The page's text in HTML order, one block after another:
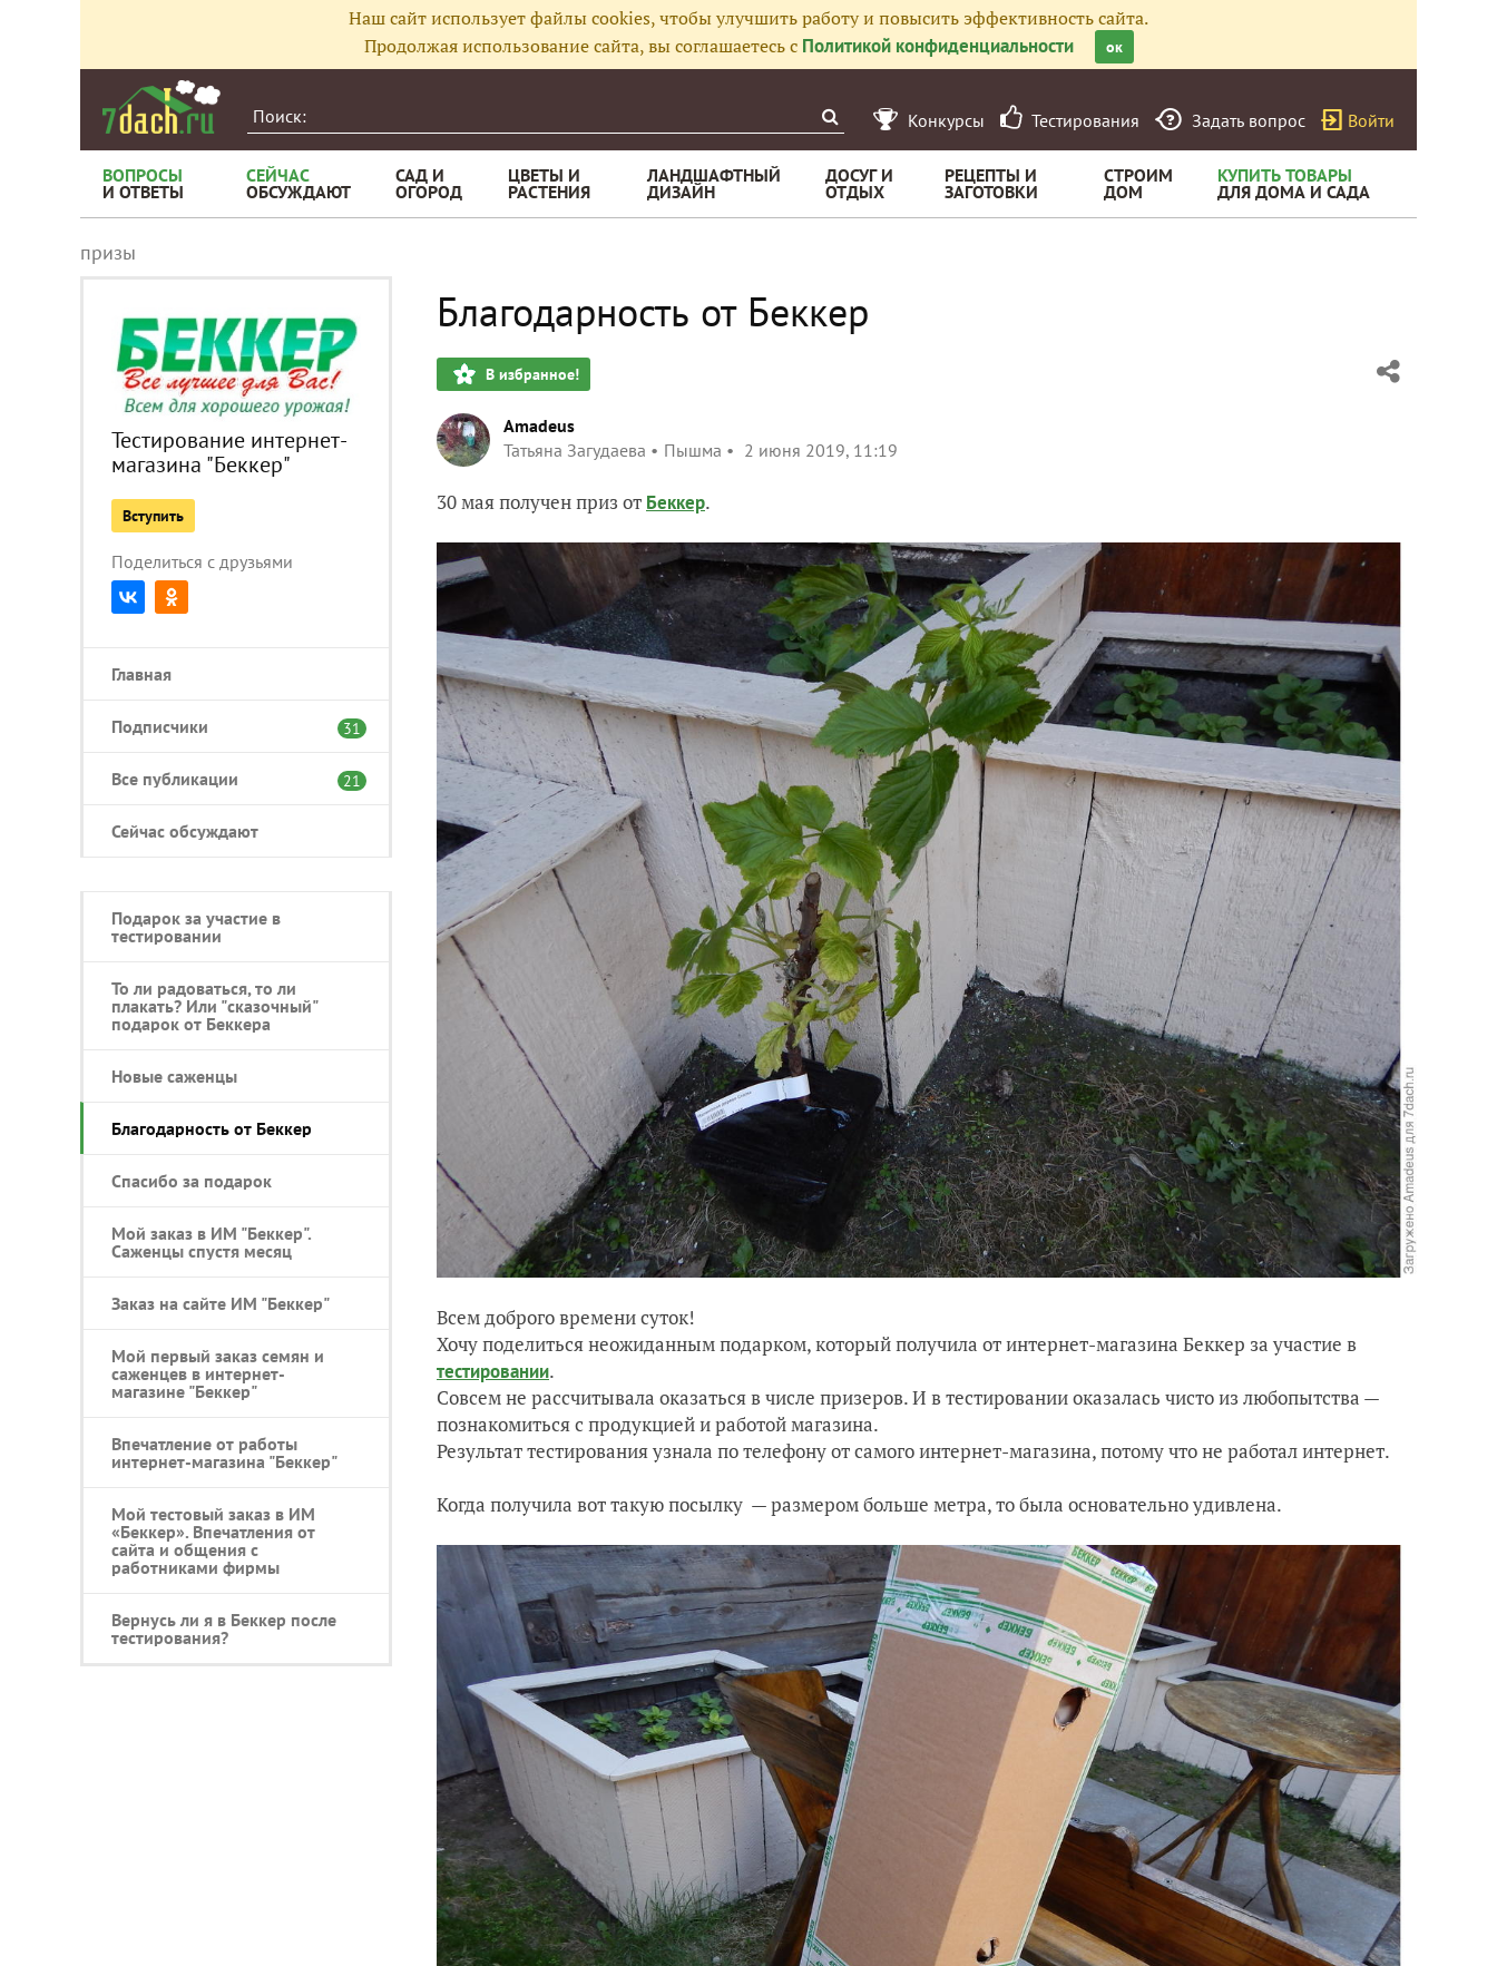
Наш сайт использует файлы cookies, чтобы улучшить работу и повысить эффективность сайта.
Продолжая использование сайта, вы соглашаетесь с Политикой конфиденциальности ок
Конкурсы Тестирования Задать вопрос Войти
ВОПРОСЫ
И ОТВЕТЫ
СЕЙЧАС
ОБСУЖДАЮТ
САД И
ОГОРОД
ЦВЕТЫ И
РАСТЕНИЯ
ЛАНДШАФТНЫЙ
ДИЗАЙН
ДОСУГ И
ОТДЫХ
РЕЦЕПТЫ И
ЗАГОТОВКИ
СТРОИМ
ДОМ
КУПИТЬ ТОВАРЫ
ДЛЯ ДОМА И САДА
призы
Тестирование интернет-
магазина "Беккер"
Вступить
Поделиться с друзьями
Главная
Подписчики 31
Все публикации 21
Сейчас обсуждают
Подарок за участие в
тестировании
То ли радоваться, то ли
плакать? Или "сказочный"
подарок от Беккера
Новые саженцы
Благодарность от Беккер
Спасибо за подарок
Мой заказ в ИМ "Беккер".
Саженцы спустя месяц
Заказ на сайте ИМ "Беккер"
Мой первый заказ семян и
саженцев в интернет-
магазине "Беккер"
Впечатление от работы
интернет-магазина "Беккер"
Мой тестовый заказ в ИМ
«Беккер». Впечатления от
сайта и общения с
работниками фирмы
Вернусь ли я в Беккер после
тестирования?
Благодарность от Беккер
В избранное!
Amadeus
Татьяна Загудаева
Пышма 2 июня 2019, 11:19
30 мая получен приз от Беккер.
Всем доброго времени суток!
Хочу поделиться неожиданным подарком, который получила от интернет-магазина Беккер за участие в
тестировании.
Cовсем не рассчитывала оказаться в числе призеров. И в тестировании оказалась чисто из любопытства —
познакомиться с продукцией и работой магазина.
Результат тестирования узнала по телефону от самого интернет-магазина, потому что не работал интернет.
Когда получила вот такую посылку — размером больше метра, то была основательно удивлена.